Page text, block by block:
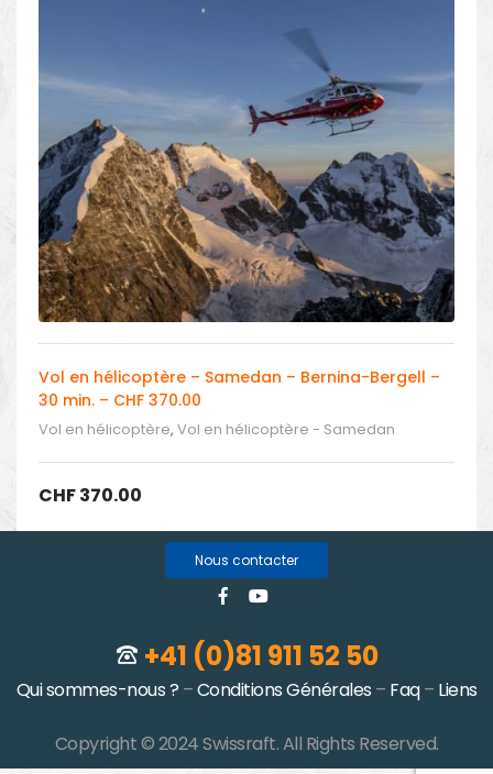
Vol en hélicoptère – Samedan – Bernina-Bergell –
30 min. – CHF 370.00
Vol en hélicoptère, Vol en hélicoptère - Samedan
CHF370.00
Nous contacter
+41 (0)81 911 52 50
Qui sommes-nous ? –Conditions Générales – Faq– Liens
Copyright © 2024 Swissraft. All Rights Reserved.